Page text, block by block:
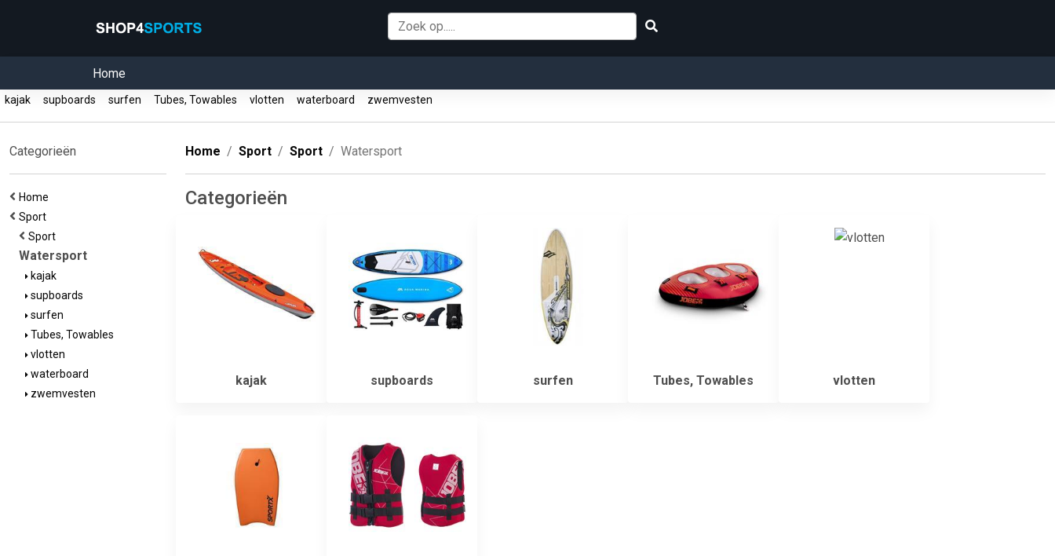
Home
kajak supboards surfen Tubes, Towables vlotten waterboard zwemvesten
Categorieën
Home
Sport
Sport
Watersport
kajak
supboards
surfen
Tubes, Towables
vlotten
waterboard
zwemvesten
Home Sport Sport Watersport
Categorieën
kajak supboards surfen Tubes, Towables vlotten